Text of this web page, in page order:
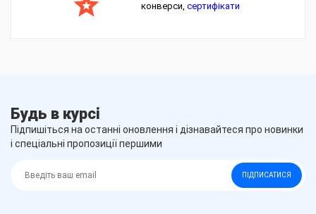
конверси,сертифікати
Будь в курсі
Підпишіться на останні оновлення і дізнавайтеся про новинки
і спеціальні пропозиції першими
ПІДПИСАТИСЯ